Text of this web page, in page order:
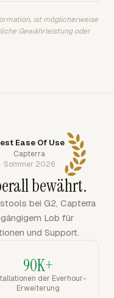
ist möglicherweise
Gewährleistung oder
Ease Of Use
Capterra
Sommer 2026
bewährt.
bei G2, Capterra
Lob für
und Support.
90K+
der Everhour-
Erweiterung